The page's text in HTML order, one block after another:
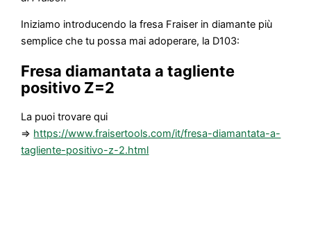
Iniziamo introducendo la fresa Fraiser in diamante più
semplice che tu possa mai adoperare, la D103:
Fresa diamantata a tagliente
positivo Z=2
La puoi trovare qui
=> https://www.fraisertools.com/it/fresa-diamantata-a-
tagliente-positivo-z-2.html